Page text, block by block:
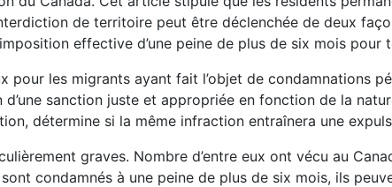
de territoire peut être déclenchée de deux
effective d’une peine de plus de six mois
pour les migrants ayant fait l’objet de condamnations
sanction juste et appropriée en fonction de la
détermine si la même infraction entraînera une
graves. Nombre d’entre eux ont vécu au
condamnés à une peine de plus de six mois, ils